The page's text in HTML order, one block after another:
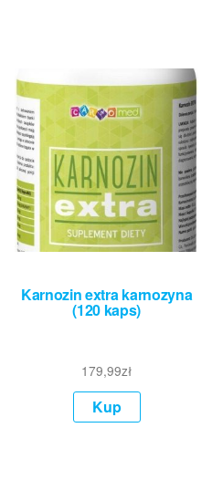
Karnozin extra karnozyna
(120 kaps)
179,99zł
Kup